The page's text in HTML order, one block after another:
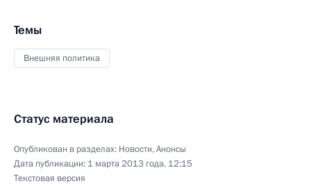
Темы
Внешняя политика
Статус материала
Опубликован в разделах: Новости,Анонсы
Дата публикации: 1 марта 2013 года, 12:15
Текстовая версия